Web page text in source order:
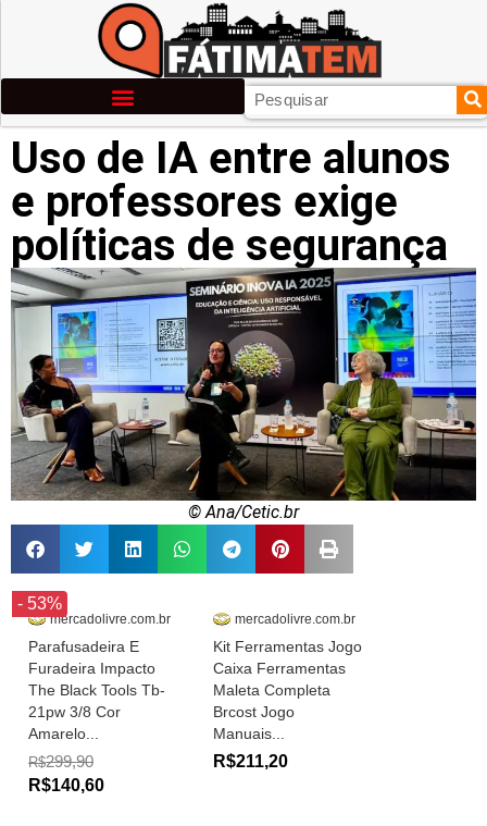
Uso de IA entre alunos
e professores exige
políticas de segurança
© Ana/Cetic.br
- 53%
mercadolivre.com.br
Parafusadeira E
Furadeira Impacto
The Black Tools Tb-
21pw 3/8 Cor
Amarelo...
R$299,90
R$140,60
mercadolivre.com.br
Kit Ferramentas Jogo
Caixa Ferramentas
Maleta Completa
Brcost Jogo
Manuais...
R$211,20